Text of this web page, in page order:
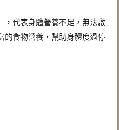
，代表身體營養不足，無法啟
的食物營養，幫助身體度過停